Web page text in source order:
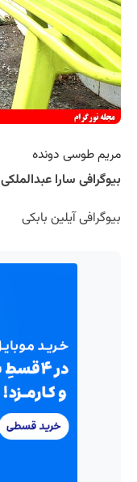
مریم طوسی دونده
بیوگرافی سارا عبدالملکی
بیوگرافی آیلین بابکی